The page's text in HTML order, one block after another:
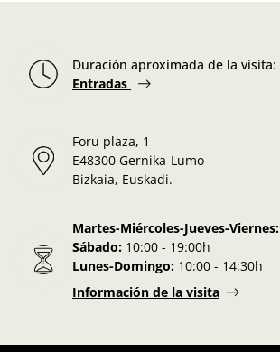
Duración aproximada de la visita:
Entradas
Foru plaza, 1
E48300 Gernika-Lumo
Bizkaia, Euskadi.
Martes-Miércoles-Jueves-Viernes:
Sábado: 10:00 - 19:00h
Lunes-Domingo: 10:00 - 14:30h
Información de la visita